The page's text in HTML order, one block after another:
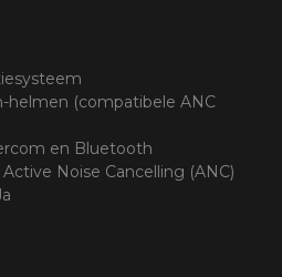
helmen (compatibele ANC
en Bluetooth
Noise Cancelling (ANC)